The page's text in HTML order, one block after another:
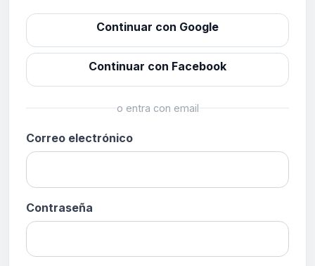
Continuar con Google
Continuar con Facebook
o entra con email
Correo electrónico
Contraseña